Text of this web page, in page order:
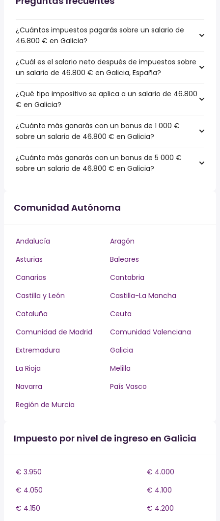
¿Cuántos impuestos pagarás sobre un salario de
46.800 € en Galicia?
¿Cuál es el salario neto después de impuestos sobre
un salario de 46.800 € en Galicia, España?
¿Qué tipo impositivo se aplica a un salario de 46.800
€ en Galicia?
¿Cuánto más ganarás con un bonus de 1 000 €
sobre un salario de 46.800 € en Galicia?
¿Cuánto más ganarás con un bonus de 5 000 €
sobre un salario de 46.800 € en Galicia?
Comunidad Autónoma
Andalucía
Aragón
Asturias
Baleares
Canarias
Cantabria
Castilla y León
Castilla-La Mancha
Cataluña
Ceuta
Comunidad de Madrid
Comunidad Valenciana
Extremadura
Galicia
La Rioja
Melilla
Navarra
País Vasco
Región de Murcia
Impuesto por nivel de ingreso en Galicia
€ 3.950
€ 4.000
€ 4.050
€ 4.100
€ 4.150
€ 4.200